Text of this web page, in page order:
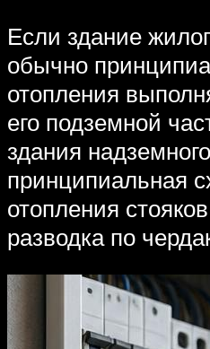
Если здание
обычно
отопления
его подземной
здания
принципиальная
отопления
разводка по